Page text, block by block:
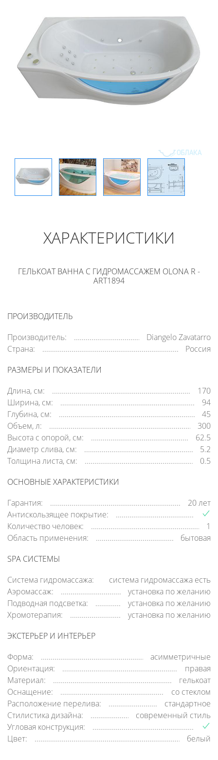
ХАРАКТЕРИСТИКИ
ГЕЛЬКОАТ ВАННА С ГИДРОМАССАЖЕМ OLONA R -
ART1894
ПРОИЗВОДИТЕЛЬ
Производитель:
Diangelo Zavatarro
Страна:
Россия
РАЗМЕРЫ И ПОКАЗАТЕЛИ
Длина, см:
170
Ширина, см:
94
Глубина, см:
45
Объем, л:
300
Высота с опорой, см:
62.5
Диаметр слива, см:
5.2
Толщина листа, см:
0.5
ОСНОВНЫЕ ХАРАКТЕРИСТИКИ
Гарантия:
20 лет
Антискользящее покрытие:
Количество человек:
1
Область применения:
бытовая
SPA СИСТЕМЫ
Система гидромассажа:
система гидромассажа есть
Аэромассаж:
установка по желанию
Подводная подсветка:
установка по желанию
Хромотерапия:
установка по желанию
ЭКСТЕРЬЕР И ИНТЕРЬЕР
Форма:
асимметричные
Ориентация:
правая
Материал:
гелькоат
Оснащение:
со стеклом
Расположение перелива:
стандартное
Стилистика дизайна:
современный стиль
Угловая конструкция:
Цвет:
белый